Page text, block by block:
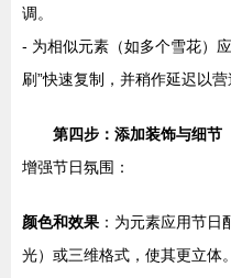
调。
- 为相似元素（如多个雪花）
刷”快速复制，并稍作延迟以营
第四步：添加装饰与细节
增强节日氛围：
颜色和效果 ：为元素应用节
光）或三维格式，使其更立体。